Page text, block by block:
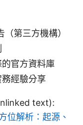
第三方機構）
官方資料庫
經驗分享
text):
位解析：起源、